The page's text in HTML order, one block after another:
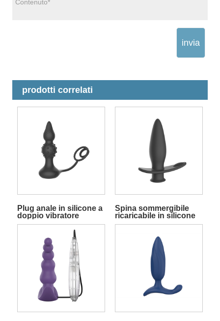
invia
prodotti correlati
Plug anale in silicone a
doppio vibratore
remoto con anelli per il
Spina sommergibile
ricaricabile in silicone
con potenti vibrazioni